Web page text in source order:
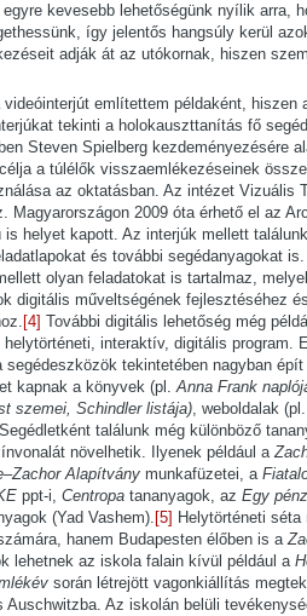
kevesebb lehetőségünk nyílik arra,
így jelentős hangsúly kerül
adják át az utókornak, hiszen
videóinterjút említettem példaként, hiszen
tekinti a holokauszttanítás fő
Steven Spielberg kezdeményezésére
a túlélők visszaemlékezéseinek
az oktatásban. Az intézet Vizuális
Magyarországon 2009 óta érhető el az
is helyet kapott. Az interjúk mellett
és további segédanyagokat
olyan feladatokat is tartalmaz,
digitális műveltségének fejlesztéséhez
[4] További digitális lehetőség még
helytörténeti, interaktív, digitális program.
tekintetében nagyban
kapnak a könyvek (pl.Anna Frank
szemei, Schindler listája), weboldalak
találunk még különböző
növelhetik. Ilyenek például a
Alapítvány munkafüzetei, a
ppt-i, Centropa tananyagok, az Egy
(Yad Vashem). [5] Helytörténeti
hanem Budapesten élőben is a
lehetnek az iskola falain kívül például a
során létrejött vagonkiállítás
Auschwitzba. Az iskolán belüli